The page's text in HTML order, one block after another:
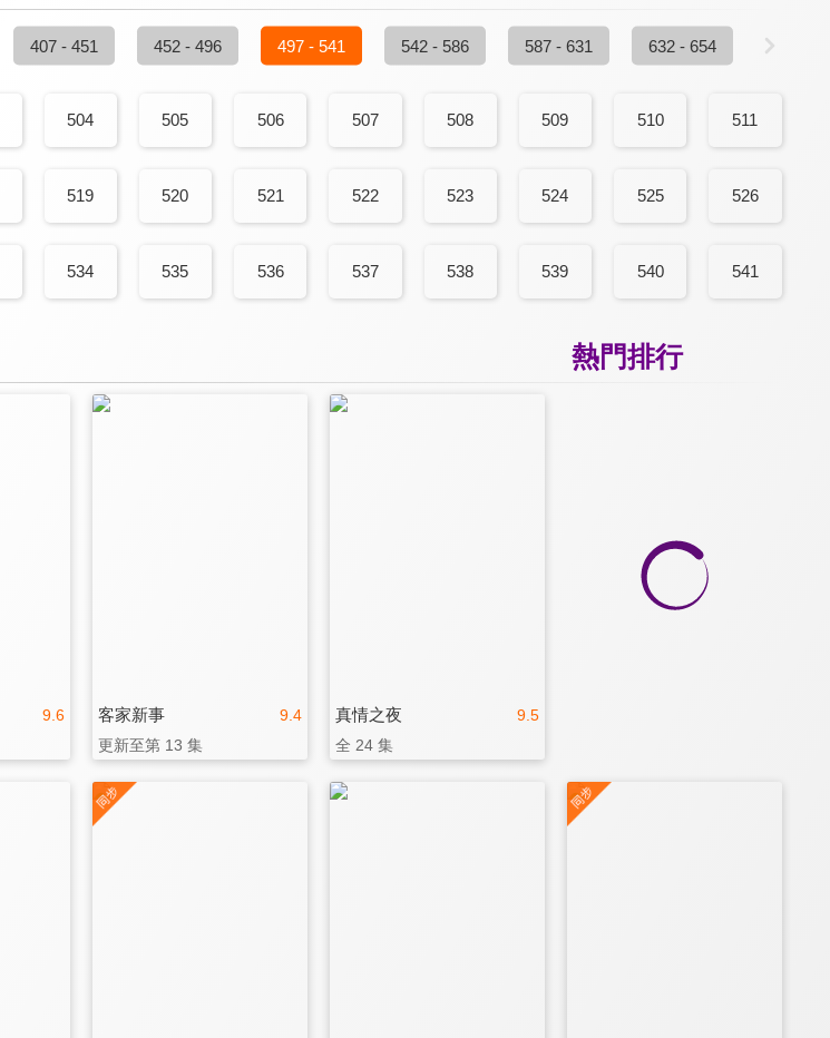
407 - 451 452 - 496 497 - 541 542 - 586 587 - 631 632 - 654
504 505 506 507 508 509 510 511
519 520 521 522 523 524 525 526
534 535 536 537 538 539 540 541
熱門排行
9.6 9.4
客家新事
更新至第 13 集
9.5
真情之夜
全 24 集